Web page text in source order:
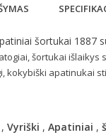
šortukai 1887
šortukai išlaikys
kokybiški apatinukai
Vyriški , Apatiniai ,